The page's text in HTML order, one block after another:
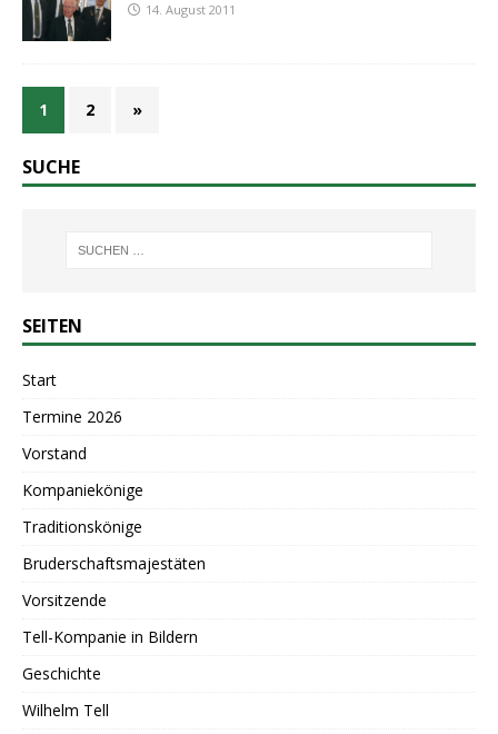
14. August 2011
1 2 »
SUCHE
SEITEN
Start
Termine 2026
Vorstand
Kompaniekönige
Traditionskönige
Bruderschaftsmajestäten
Vorsitzende
Tell-Kompanie in Bildern
Geschichte
Wilhelm Tell